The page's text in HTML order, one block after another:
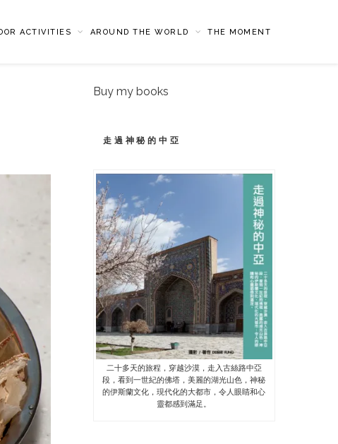
ACTIVITIES AROUND THE WORLD THE MOMENT
Buy my books
走過神秘的中亞
二十多天的旅程，穿越沙漠，走入古絲路中亞
段，看到一世紀的佛塔，美麗的湖光山色，神秘
的伊斯蘭文化，現代化的大都市，令人眼睛和心
靈都感到滿足。